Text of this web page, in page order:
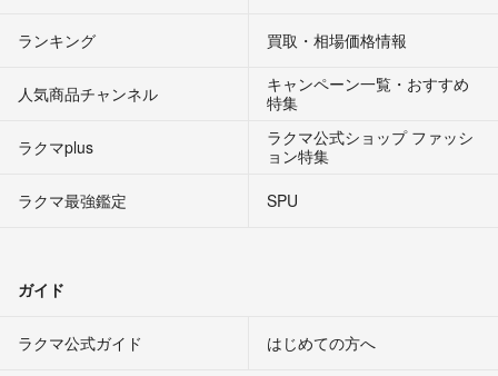
ランキング 買取・相場価格情報
人気商品チャンネル
キャンペーン一覧・おすすめ
特集
ラクマplus
ラクマ公式ショップ ファッシ
ョン特集
ラクマ最強鑑定
SPU
ガイド
ラクマ公式ガイド はじめての方へ